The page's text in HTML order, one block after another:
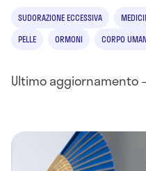
SUDORAZIONE ECCESSIVA
PELLE
ORMONI CORPO
Ultimo aggiornamento